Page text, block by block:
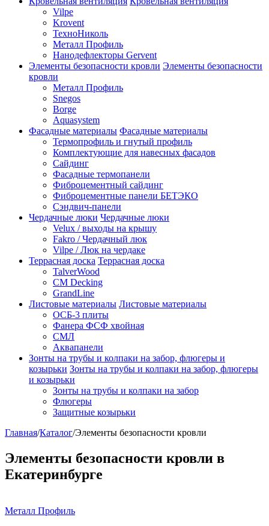
Vilpe
Krovent
ТехноНиколь
Металл Профиль
Нанодефлекторы Gervent
Элементы безопасности кровли Элементы безопасности
кровли
Металл Профиль
Snegos
Borge
Aquasystem
Фасадные материалы Фасадные материалы
Термопрофиль и гнутый профиль
Комплектующие для навесных фасадов
Сайдинг
Фасадные термопанели
Фиброцементный сайдинг
Фиброцементные панели БЕТЭКО
Сэндвич-панели
Чердачные люки Чердачные люки
Velux / выходы на крышу
Fakro / Чердачный люк
Vilpe / Люк на чердаке
Террасная доска Террасная доска
TalverWood
CM Decking
GrandLine
Листовые материалы Листовые материалы
ОСБ-3 плиты
Фанера ФСФ хвойная
СМЛ
Аквапанели
Зонты на трубы и колпаки на забор, флюгеры и
козырьки Зонты на трубы и колпаки на забор, флюгеры
и козырьки
Зонты на трубы и колпаки на забор
Флюгеры
Защитные козырьки
Главная/Каталог/Элементы безопасности кровли
Элементы безопасности кровли в
Екатеринбурге
Металл Профиль